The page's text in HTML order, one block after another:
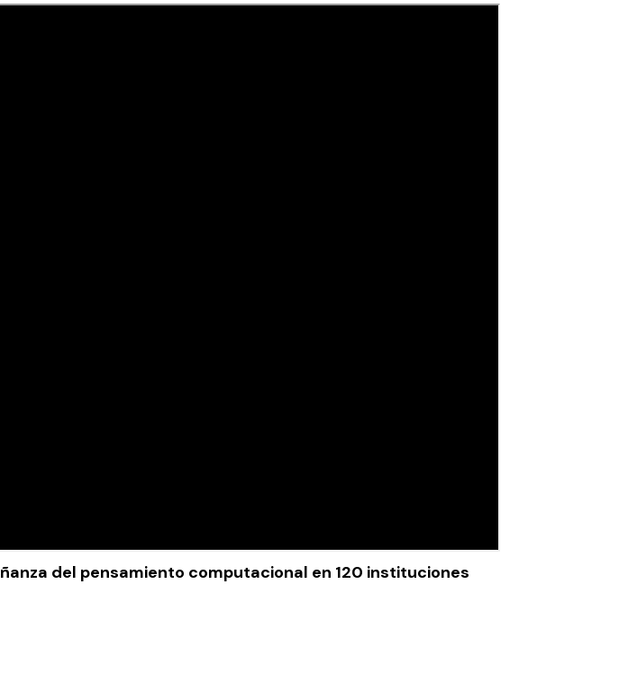
del pensamiento computacional en 120 instituciones